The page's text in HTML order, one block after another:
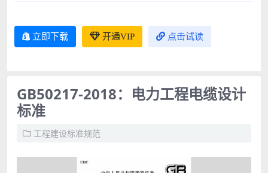
立即下载 开通VIP 点击试读
GB50217-2018：电力工程电缆设计
标准
工程建设标准规范